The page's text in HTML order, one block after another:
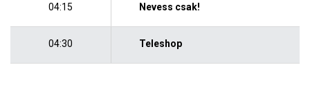
04:15 Nevess csak!
04:30 Teleshop